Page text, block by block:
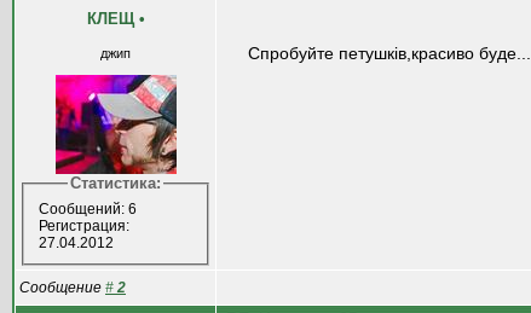
КЛЕЩ •
джип
Статистика:
Сообщений: 6
Регистрация:
27.04.2012
Спробуйте петушків,красиво буде...
Сообщение # 2